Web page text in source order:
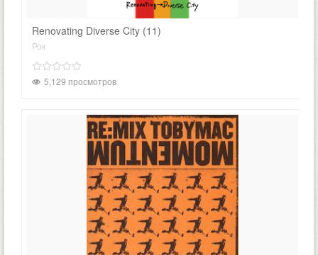
Renovating Diverse City (11)
Рок
5,129 просмотров